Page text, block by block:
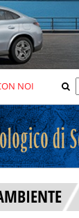
NOI